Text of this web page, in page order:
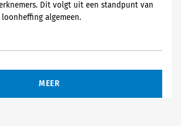
Dit volgt uit een standpunt van
algemeen.
MEER